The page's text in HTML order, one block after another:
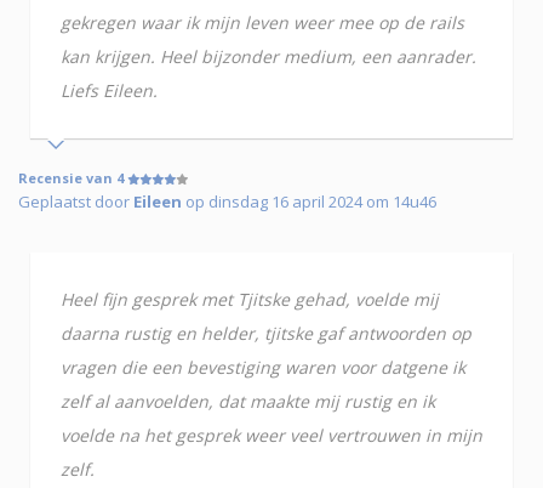
gekregen waar ik mijn leven weer mee op de rails
kan krijgen. Heel bijzonder medium, een aanrader.
Liefs Eileen.
Recensie van 4
Geplaatst door Eileen op dinsdag 16 april 2024 om 14u46
Heel fijn gesprek met Tjitske gehad, voelde mij
daarna rustig en helder, tjitske gaf antwoorden op
vragen die een bevestiging waren voor datgene ik
zelf al aanvoelden, dat maakte mij rustig en ik
voelde na het gesprek weer veel vertrouwen in mijn
zelf.